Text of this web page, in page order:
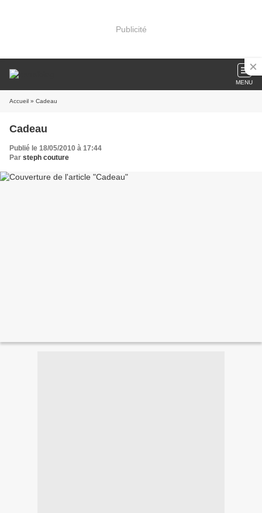
Publicité
MENU
Accueil » Cadeau
Cadeau
Publié le 18/05/2010 à 17:44
Par steph couture